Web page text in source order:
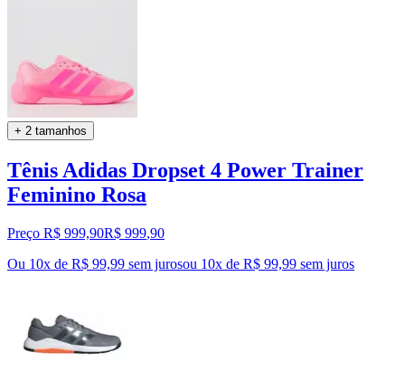
+ 2 tamanhos
Tênis Adidas Dropset 4 Power Trainer
Feminino Rosa
Preço R$ 999,90R$ 999,90
Ou 10x de R$ 99,99 sem jurosou 10x de R$ 99,99 sem juros